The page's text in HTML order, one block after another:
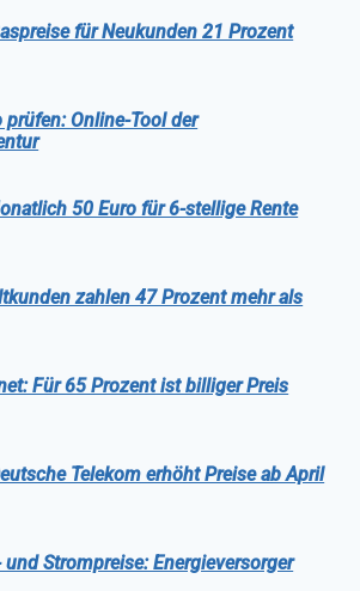
für Neukunden 21 Prozent
prüfen: Online-Tool der
50 Euro für 6-stellige Rente
zahlen 47 Prozent mehr als
Für 65 Prozent ist billiger Preis
Telekom erhöht Preise ab April
und Strompreise: Energieversorger